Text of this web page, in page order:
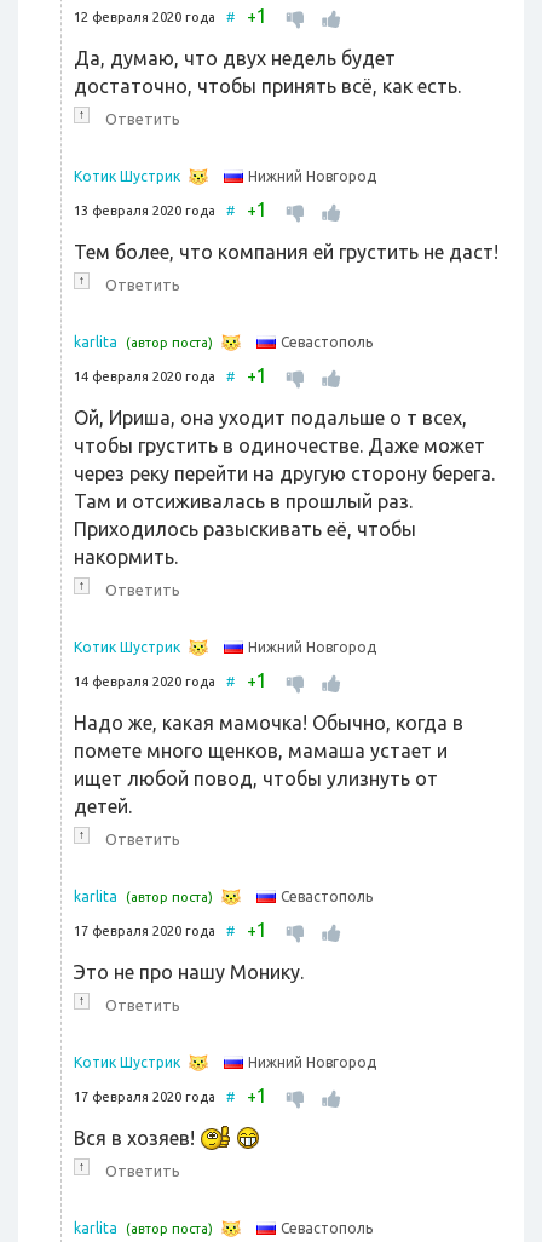
12 февраля 2020 года # +1
Да, думаю, что двух недель будет
достаточно, чтобы принять всё, как есть.
↑ Ответить
Котик Шустрик Нижний Новгород
13 февраля 2020 года # +1
Тем более, что компания ей грустить не даст!
↑ Ответить
karlita (автор поста) Севастополь
14 февраля 2020 года # +1
Ой, Ириша, она уходит подальше о т всех,
чтобы грустить в одиночестве. Даже может
через реку перейти на другую сторону берега.
Там и отсиживалась в прошлый раз.
Приходилось разыскивать её, чтобы
накормить.
↑ Ответить
Котик Шустрик Нижний Новгород
14 февраля 2020 года # +1
Надо же, какая мамочка! Обычно, когда в
помете много щенков, мамаша устает и
ищет любой повод, чтобы улизнуть от
детей.
↑ Ответить
karlita (автор поста) Севастополь
17 февраля 2020 года # +1
Это не про нашу Монику.
↑ Ответить
Котик Шустрик Нижний Новгород
17 февраля 2020 года # +1
Вся в хозяев!
↑ Ответить
karlita (автор поста) Севастополь